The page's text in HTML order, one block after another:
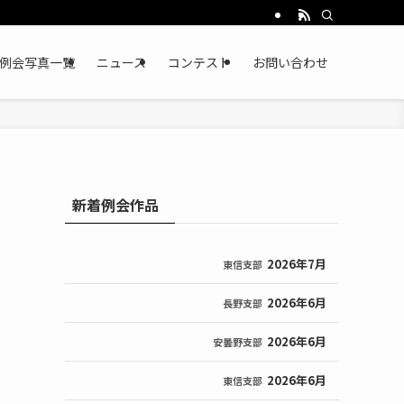
例会写真一覧 ニュース コンテスト お問い合わせ
新着例会作品
2026年7月
東信支部
2026年6月
長野支部
2026年6月
安曇野支部
2026年6月
東信支部